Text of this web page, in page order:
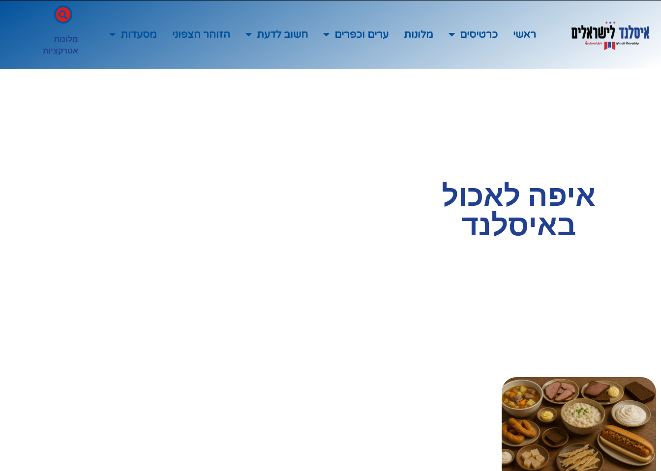
ראשי כרטיסים מלונות ערים וכפרים חשוב לדעת הזוהר הצפוני מסעדות
מלונות
אטרקציות
איפה לאכול
באיסלנד